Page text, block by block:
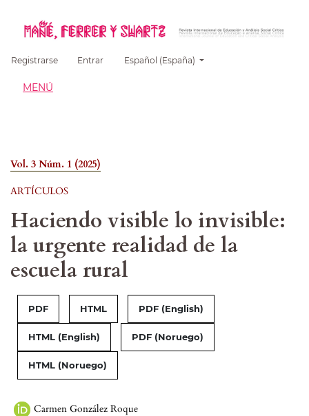
Registrarse Entrar Español (España)
MENÚ
Vol. 3 Núm. 1 (2025)
ARTÍCULOS
Haciendo visible lo invisible:
la urgente realidad de la
escuela rural
PDF HTML PDF (English)
HTML (English) PDF (Noruego)
HTML (Noruego)
Carmen González Roque